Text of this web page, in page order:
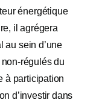
énergétique
il agrégera
au sein d’une
régulés du
à participation
d’investir dans